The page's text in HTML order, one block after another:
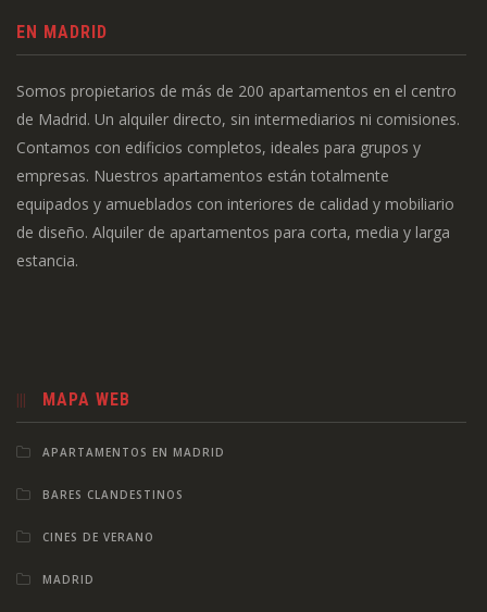
EN MADRID
Somos propietarios de más de 200 apartamentos en el centro
de Madrid. Un alquiler directo, sin intermediarios ni comisiones.
Contamos con edificios completos, ideales para grupos y
empresas. Nuestros apartamentos están totalmente
equipados y amueblados con interiores de calidad y mobiliario
de diseño. Alquiler de apartamentos para corta, media y larga
estancia.
MAPA WEB
APARTAMENTOS EN MADRID
BARES CLANDESTINOS
CINES DE VERANO
MADRID